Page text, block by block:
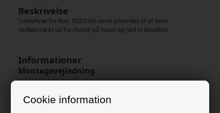
Cookie information
Beskrivelse
Sokkelknæ fra Rias' RODENA-serie anvendes til at fører
nedløbsrøret ud fra muren på huset og ned til kloakken.
Informationer
Montagevejledning